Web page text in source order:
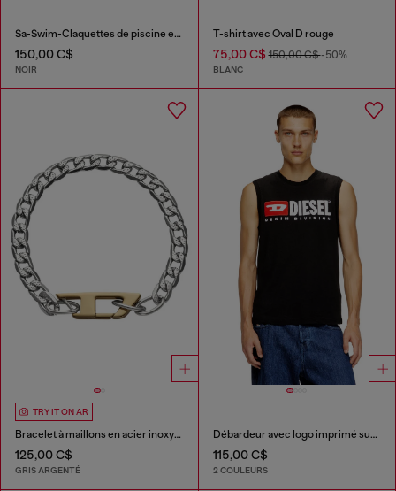
Sa-Swim-Claquettes de piscine en caoutchouc avec logo D
150,00 C$
NOIR
T-shirt avec Oval D rouge
75,00 C$150,00 C$-50%
BLANC
TRY IT ON AR
Bracelet à maillons en acier inoxydable
125,00 C$
GRIS ARGENTÉ
Débardeur avec logo imprimé sur le devant
115,00 C$
2 COULEURS